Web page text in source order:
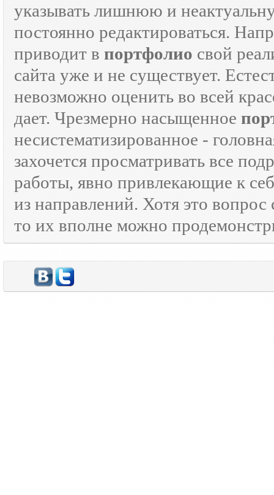
указывать лишнюю и
постоянно редактироваться.
приводит в портфолио свой
сайта уже и не существует.
невозможно оценить во всей
дает. Чрезмерно насыщенное
несистематизированное -
захочется просматривать все
работы, явно привлекающие к
из направлений. Хотя это
то их вполне можно